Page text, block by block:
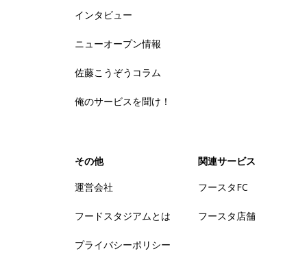
インタビュー
ニューオープン情報
佐藤こうぞうコラム
俺のサービスを聞け！
その他
運営会社
フードスタジアムとは
プライバシーポリシー
関連サービス
フースタFC
フースタ店舗